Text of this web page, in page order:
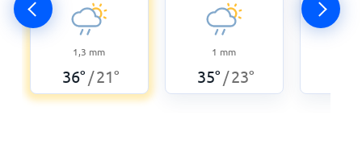
1,3 mm
36° /21°
1 mm
35° /23°